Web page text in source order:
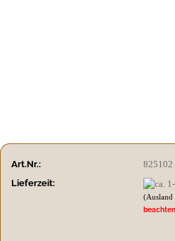
Art.Nr.:
825102
Lieferzeit:
beachten